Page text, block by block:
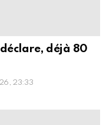
déclare, déjà 80
23:33